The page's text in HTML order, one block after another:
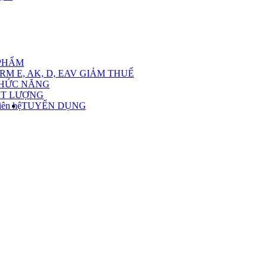
E, AK, D, EAV GIẢM THUẾ
NĂNG
LƯỢNG
hệTUYỂN DỤNG